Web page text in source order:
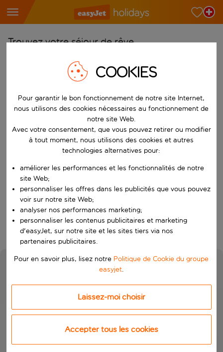
Trouvez votre séjour de rêve
Commencez à taper pour la saisie automatique. Lorsque les
Choisissez votre aéroport
Commencez à taper pour la saisie automatique. Lorsque les
Choisissez votre destination
Vers
Choisissez vos dates
Quand
Qui
Rechercher
COOKIES
Pour garantir le bon fonctionnement de notre site Internet,
nous utilisons des cookies nécessaires au fonctionnement de
notre site Web.
Avec votre consentement, que vous pouvez retirer ou modifier
à tout moment, nous utilisons des cookies et autres
technologies alternatives pour:
améliorer les performances et les fonctionnalités de notre
site Web;
personnaliser les offres dans les publicités que vous pouvez
voir sur notre site Web;
analyser nos performances marketing;
personnaliser les contenus publicitaires et marketing
d'easyJet, sur notre site et les sites tiers via nos
partenaires publicitaires.
Pour en savoir plus, lisez notre Politique de Cookie du groupe
easyjet.
Laissez-moi choisir
Accepter tous les cookies